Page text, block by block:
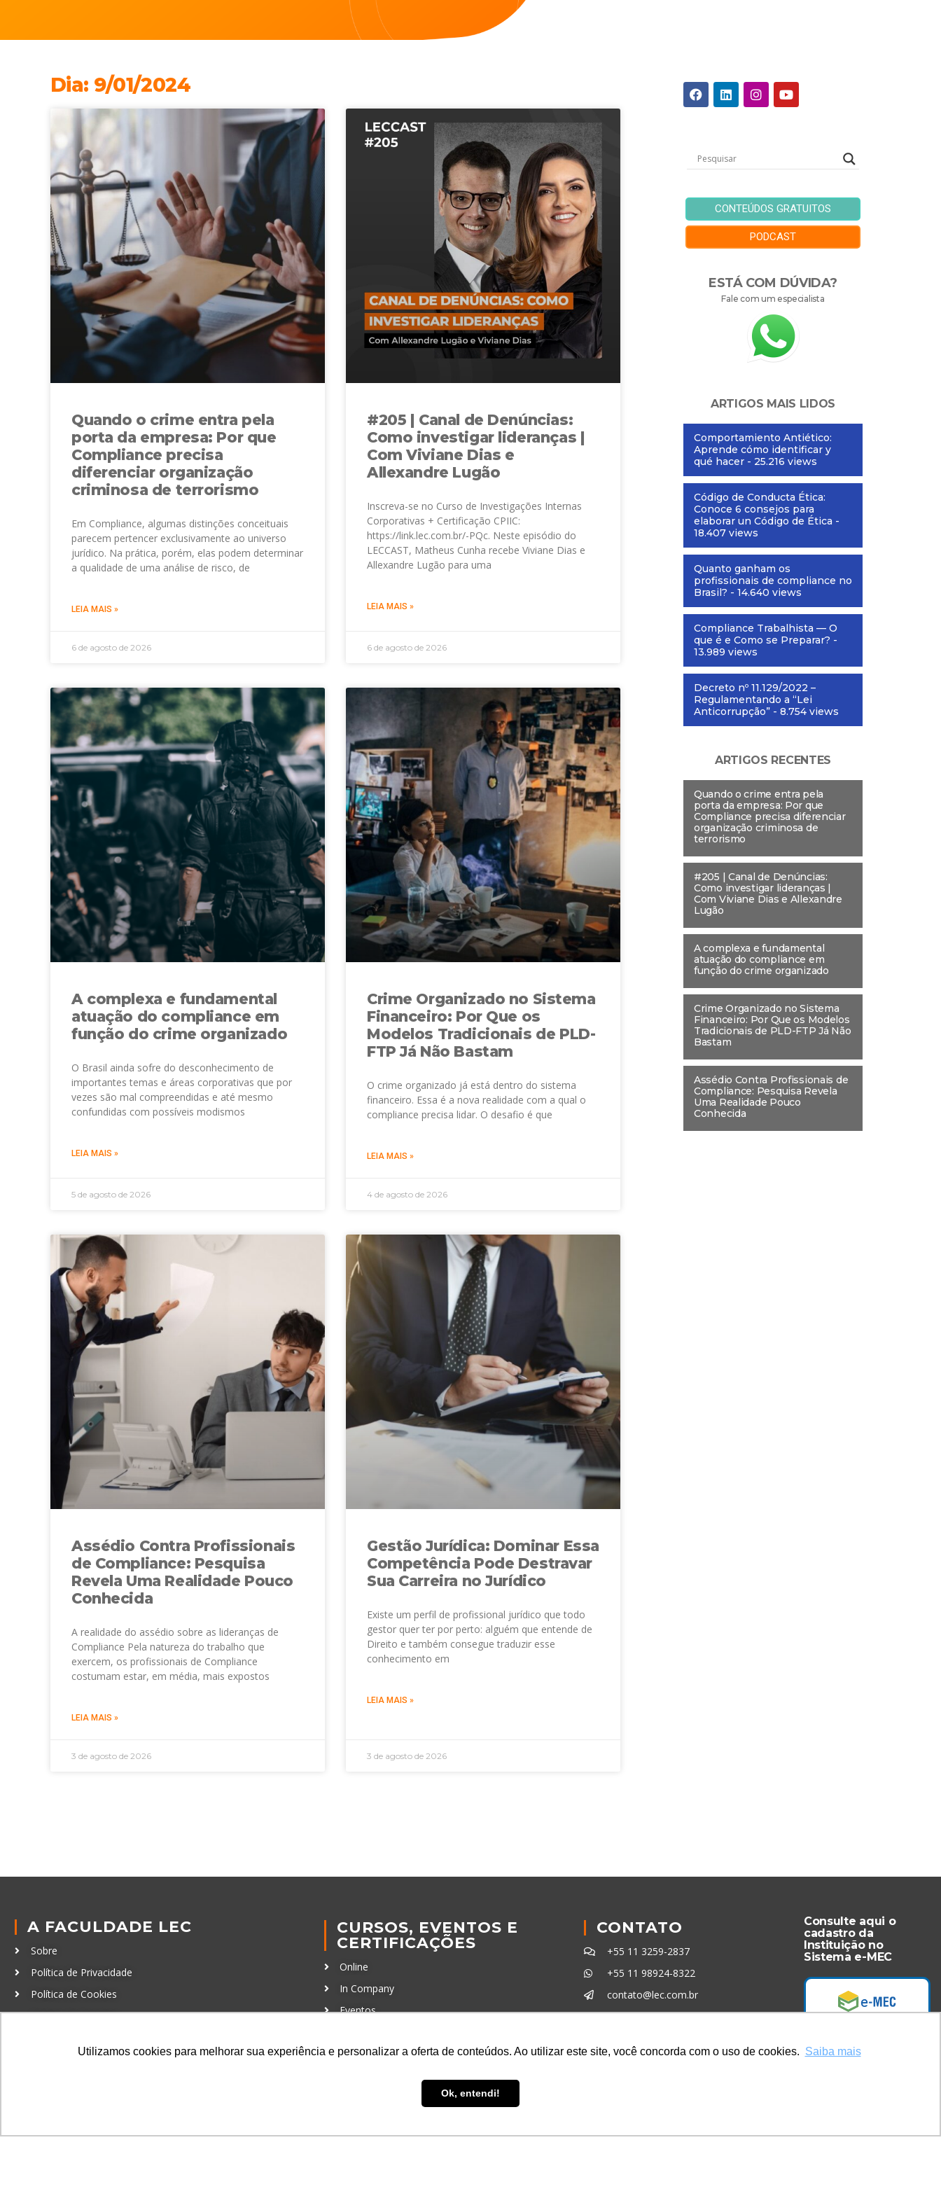
Utilizamos cookies para melhorar sua experiência e personalizar a oferta de conteúdos. Ao utilizar este site, você concorda com o uso de cookies. Saiba mais
Ok, entendi!
Dia: 9/01/2024
Quando o crime entra pela
porta da empresa: Por que
Compliance precisa
diferenciar organização
criminosa de terrorismo
Em Compliance, algumas distinções conceituais
parecem pertencer exclusivamente ao universo
jurídico. Na prática, porém, elas podem determinar
a qualidade de uma análise de risco, de
LEIA MAIS »
6 de agosto de 2026
#205 | Canal de Denúncias:
Como investigar lideranças |
Com Viviane Dias e
Allexandre Lugão
Inscreva-se no Curso de Investigações Internas
Corporativas + Certificação CPIIC:
https://link.lec.com.br/-PQc. Neste episódio do
LECCAST, Matheus Cunha recebe Viviane Dias e
Allexandre Lugão para uma
LEIA MAIS »
6 de agosto de 2026
A complexa e fundamental
atuação do compliance em
função do crime organizado
O Brasil ainda sofre do desconhecimento de
importantes temas e áreas corporativas que por
vezes são mal compreendidas e até mesmo
confundidas com possíveis modismos
LEIA MAIS »
5 de agosto de 2026
Crime Organizado no Sistema
Financeiro: Por Que os
Modelos Tradicionais de PLD-
FTP Já Não Bastam
O crime organizado já está dentro do sistema
financeiro. Essa é a nova realidade com a qual o
compliance precisa lidar. O desafio é que
LEIA MAIS »
4 de agosto de 2026
Assédio Contra Profissionais
de Compliance: Pesquisa
Revela Uma Realidade Pouco
Conhecida
A realidade do assédio sobre as lideranças de
Compliance Pela natureza do trabalho que
exercem, os profissionais de Compliance
costumam estar, em média, mais expostos
LEIA MAIS »
3 de agosto de 2026
Gestão Jurídica: Dominar Essa
Competência Pode Destravar
Sua Carreira no Jurídico
Existe um perfil de profissional jurídico que todo
gestor quer ter por perto: alguém que entende de
Direito e também consegue traduzir esse
conhecimento em
LEIA MAIS »
3 de agosto de 2026
CONTEÚDOS GRATUITOS
PODCAST
ESTÁ COM DÚVIDA?
Fale com um especialista
ARTIGOS MAIS LIDOS
Comportamiento Antiético:
Aprende cómo identificar y
qué hacer - 25.216 views
Código de Conducta Ética:
Conoce 6 consejos para
elaborar un Código de Ética -
18.407 views
Quanto ganham os
profissionais de compliance no
Brasil? - 14.640 views
Compliance Trabalhista — O
que é e Como se Preparar? -
13.989 views
Decreto nº 11.129/2022 –
Regulamentando a “Lei
Anticorrupção” - 8.754 views
ARTIGOS RECENTES
Quando o crime entra pela
porta da empresa: Por que
Compliance precisa diferenciar
organização criminosa de
terrorismo
#205 | Canal de Denúncias:
Como investigar lideranças |
Com Viviane Dias e Allexandre
Lugão
A complexa e fundamental
atuação do compliance em
função do crime organizado
Crime Organizado no Sistema
Financeiro: Por Que os Modelos
Tradicionais de PLD-FTP Já Não
Bastam
Assédio Contra Profissionais de
Compliance: Pesquisa Revela
Uma Realidade Pouco
Conhecida
A FACULDADE LEC
Sobre
Política de Privacidade
Política de Cookies
Código de Conduta
CURSOS, EVENTOS E
CERTIFICAÇÕES
Online
In Company
Eventos
CONTATO
+55 11 3259-2837
+55 11 98924-8322
contato@lec.com.br
Ferramenta Antifraude
Consulte aqui o
cadastro da
Instituição no
Sistema e-MEC